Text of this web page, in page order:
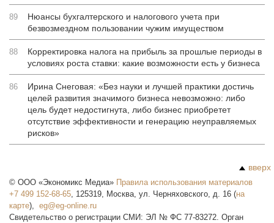
89
Нюансы бухгалтерского и налогового учета при
безвозмездном пользовании чужим имуществом
88
Корректировка налога на прибыль за прошлые периоды в
условиях роста ставки: какие возможности есть у бизнеса
86
Ирина Снеговая: «Без науки и лучшей практики достичь
целей развития значимого бизнеса невозможно: либо
цель будет недостигнута, либо бизнес приобретет
отсутствие эффективности и генерацию неуправляемых
рисков»
вверх
© ООО «Экономикс Медиа» Правила использования материалов
+7 499 152-68-65, 125319, Москва, ул. Черняховского, д. 16 (на
карте),
Свидетельство о регистрации СМИ: ЭЛ № ФС 77-83272. Орган